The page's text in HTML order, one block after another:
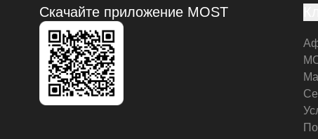
Скачайте приложение MOST